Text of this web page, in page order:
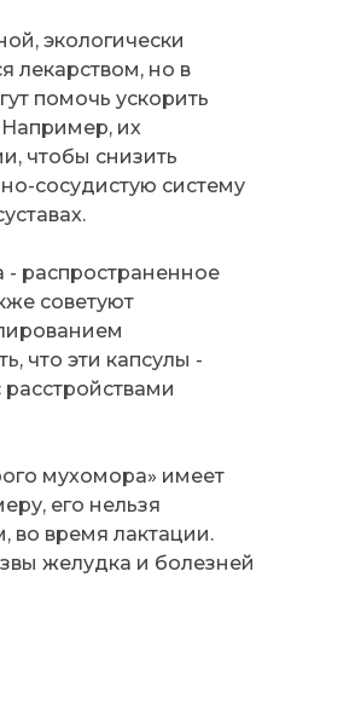
экологически
лекарством, но в
помочь ускорить
их
чтобы снизить
сосудистую систему
- распространенное
советуют
что эти капсулы -
мухомора» имеет
его нельзя
во время лактации.
желудка и болезней